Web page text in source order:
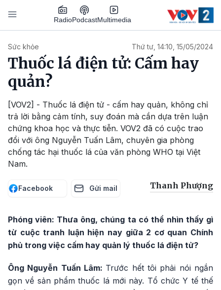
Nhảy đến nội dung
RadioPodcastMultimedia
Sức khỏe Thứ tư, 14:10, 15/05/2024
Thuốc lá điện tử: Cấm hay
quản?
[VOV2] - Thuốc lá điện tử - cấm hay quản, không chỉ
trả lời bằng cảm tính, suy đoán mà cần dựa trên luận
chứng khoa học và thực tiễn. VOV2 đã có cuộc trao
đổi với ông Nguyễn Tuấn Lâm, chuyên gia phòng
chống tác hại thuốc lá của văn phòng WHO tại Việt
Nam.
Facebook Gửi mail Thanh Phượng
Phóng viên: Thưa ông, chúng ta có thể nhìn thấy gì
từ cuộc tranh luận hiện nay giữa 2 cơ quan Chính
phủ trong việc cấm hay quản lý thuốc lá điện tử?
Ông Nguyễn Tuấn Lâm: Trước hết tôi phải nói ngắn
gọn về sản phẩm thuốc lá mới này. Tổ chức Y tế thế